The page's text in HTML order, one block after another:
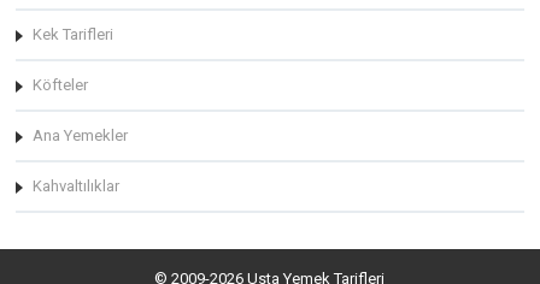
Kek Tarifleri
Köfteler
Ana Yemekler
Kahvaltılıklar
© 2009-2026 Usta Yemek Tarifleri